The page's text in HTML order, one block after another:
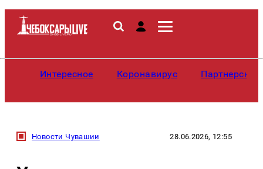
Интересное Коронавирус
Новости Чувашии 28.06.2026, 12:55